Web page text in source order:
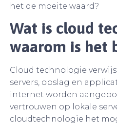
het de moeite waard?
Wat is cloud
waarom is het
Cloud technologie
servers, opslag en
internet worden
vertrouwen op lokale
cloudtechnologie het